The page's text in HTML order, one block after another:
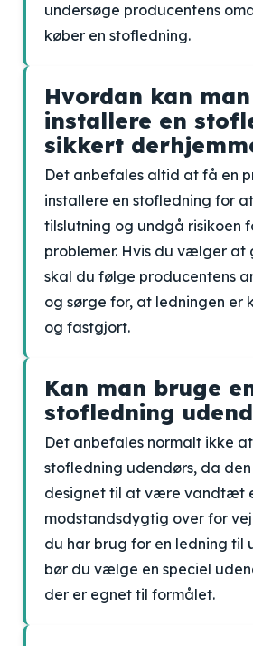
undersøge producentens
køber en stofledning.
Hvordan kan man
installere en
sikkert
Det anbefales altid at få en
installere en stofledning for
tilslutning og undgå risikoen
problemer. Hvis du vælger at
skal du følge producentens
og sørge for, at ledningen er
og fastgjort.
Kan man bruge
stofledning
Det anbefales normalt ikke
stofledning udendørs, da
designet til at være vandtæt
modstandsdygtig over for
du har brug for en ledning til
bør du vælge en speciel
der er egnet til formålet.